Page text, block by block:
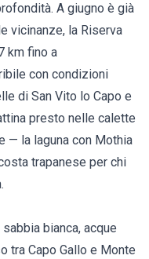
A giugno è già
vicinanze, la Riserva
km fino a
con condizioni
di San Vito lo Capo e
presto nelle calette
— la laguna con Mothia
trapanese per chi
bianca, acque
tra Capo Gallo e Monte